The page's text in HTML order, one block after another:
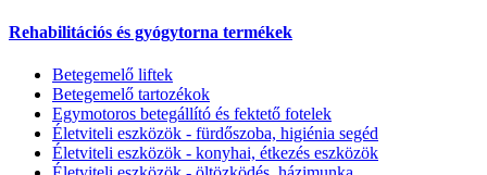
Rehabilitációs és gyógytorna termékek
Betegemelő liftek
Betegemelő tartozékok
Egymotoros betegállító és fektető fotelek
Életviteli eszközök - fürdőszoba, higiénia segéd
Életviteli eszközök - konyhai, étkezés eszközök